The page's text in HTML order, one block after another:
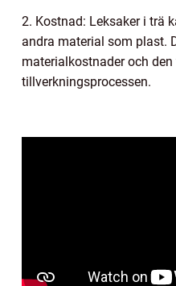
2. Kostnad: Leksaker i trä
andra material som plast.
materialkostnader och
tillverkningsprocessen.